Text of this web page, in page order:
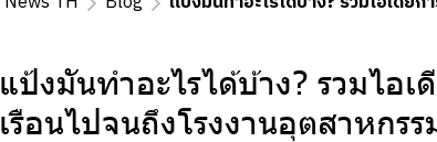
แป้งมันทำอะไรได้บ้าง? รวมไอเ
เรือนไปจนถึงโรงงานอุตสาหกรร